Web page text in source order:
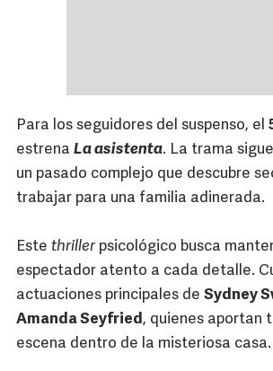
Para los seguidores del suspenso, el
estrena La asistenta. La trama
un pasado complejo que descubre
trabajar para una familia adinerada.
Este thrillerpsicológico busca
espectador atento a cada detalle.
actuaciones principales de Sydney
Amanda Seyfried, quienes aportan
escena dentro de la misteriosa casa.